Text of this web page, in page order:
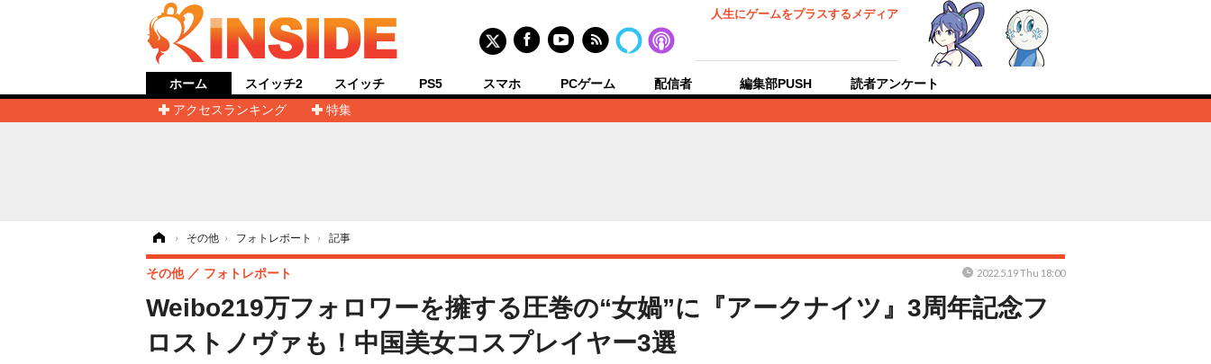
人生にゲームをプラスするメディア
ホーム
アクセスランキング
特集
スイッチ2 スイッチ PS5 スマホ PCゲーム 配信者 編集部PUSH 読者アンケート
› その他 › フォトレポート › 記事
Weibo219万フォロワーを擁する圧巻の“女媧”に『アークナイツ』3周年記念フ
ロストノヴァも！中国美女コスプレイヤー3選
その他 フォトレポート 2022.5.19 Thu 18:00